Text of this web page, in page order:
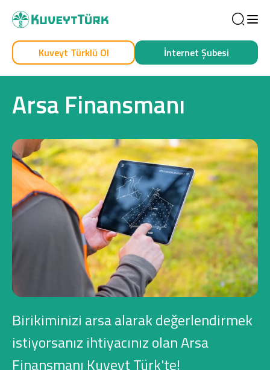
Kendim İçin
Sağlam Kart
Araç Finansmanı
Konut Finansmanı
Kuveyt Türklü Ol İnternet Şubesi
Arsa Finansmanı
Birikiminizi arsa alarak değerlendirmek
istiyorsanız ihtiyacınız olan Arsa
Finansmanı Kuveyt Türk'te!